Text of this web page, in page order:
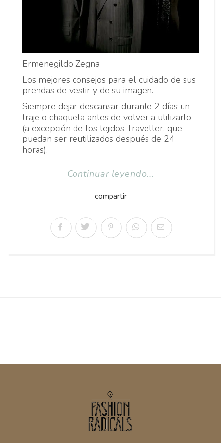
Ermenegildo Zegna
Los mejores consejos para el cuidado de sus
prendas de vestir y de su imagen.
Siempre dejar descansar durante 2 días un
traje o chaqueta antes de volver a utilizarlo
(a excepción de los tejidos Traveller, que
puedan ser reutilizados después de 24
horas).
Continuar leyendo...
compartir